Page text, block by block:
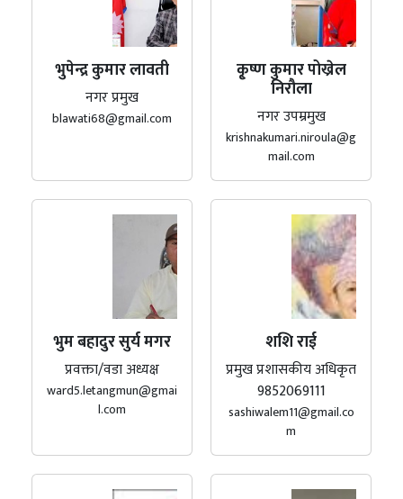
भुपेन्द्र कुमार लावती
नगर प्रमुख
blawati68@gmail.com
कृ्ष्ण कुमार पोख्रेल
निरौला
नगर उपम्रमुख
krishnakumari.niroula@g
mail.com
भुम बहादुर सुर्य मगर
प्रवक्ता/वडा अध्यक्ष
ward5.letangmun@gmai
l.com
शशि राई
प्रमुख प्रशासकीय अधिकृत
9852069111
sashiwalem11@gmail.co
m